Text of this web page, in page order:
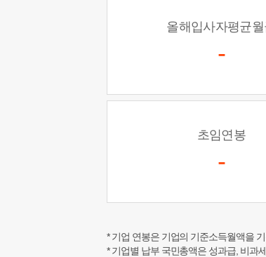
올해입사자평균
-
초임연봉
-
* 기업 연봉은 기업의 기준소득월액을
* 기업별 납부 국민총액은 성과급, 비과